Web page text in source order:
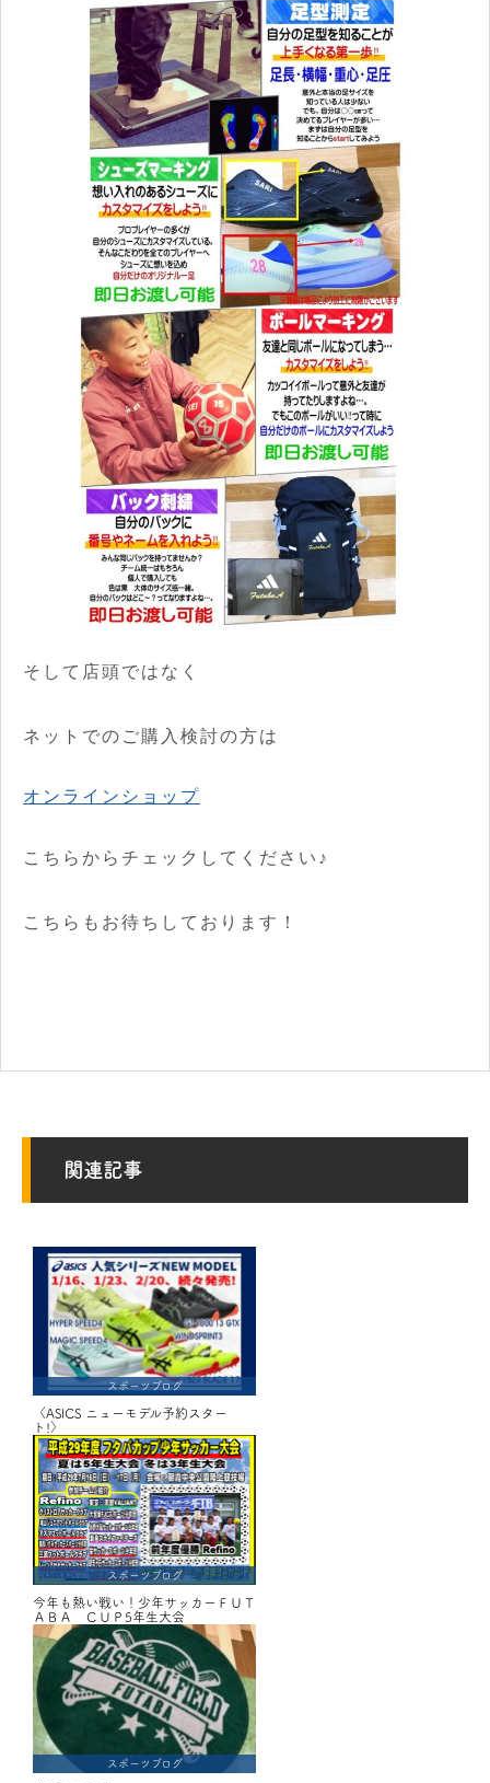
そして店頭ではなく
ネットでのご購入検討の方は
オンラインショップ
こちらからチェックしてください♪
こちらもお待ちしております！
関連記事
スポーツブログ
〈ASICS ニューモデル予約スター
ト!〉
スポーツブログ
今年も熱い戦い！少年サッカーＦＵＴ
ＡＢＡ ＣＵＰ5年生大会
スポーツブログ